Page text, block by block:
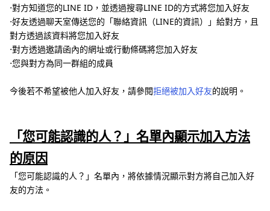
⋅對方知道您的LINE ID，並透過搜尋LINE ID的方式將您加入好友
⋅好友透過聊天室傳送您的「聯絡資訊（LINE的資訊）」給對方，且
對方透過該資料將您加入好友
⋅對方透過邀請函內的網址或行動條碼將您加入好友
⋅您與對方為同一群組的成員
今後若不希望被他人加入好友，請參閱拒絕被加入好友的說明。
「您可能認識的人？」名單內顯示加入方法
的原因
「您可能認識的人？」名單內，將依據情況顯示對方將自己加入好
友的方法。